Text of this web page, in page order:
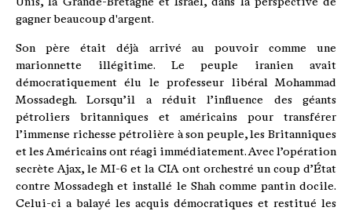
gagner beaucoup d'argent.
Son père était déjà arrivé au pouvoir comme une
marionnette illégitime. Le peuple iranien avait
démocratiquement élu le professeur libéral Mohammad
Mossadegh. Lorsqu’il a réduit l’influence des géants
pétroliers britanniques et américains pour transférer
l’immense richesse pétrolière à son peuple, les Britanniques
et les Américains ont réagi immédiatement. Avec l’opération
secrète Ajax, le MI-6 et la CIA ont orchestré un coup d’État
contre Mossadegh et installé le Shah comme pantin docile.
Celui-ci a balayé les acquis démocratiques et restitué les